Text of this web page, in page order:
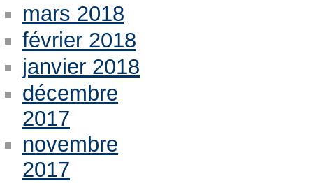
mars 2018
février 2018
janvier 2018
décembre
2017
novembre
2017